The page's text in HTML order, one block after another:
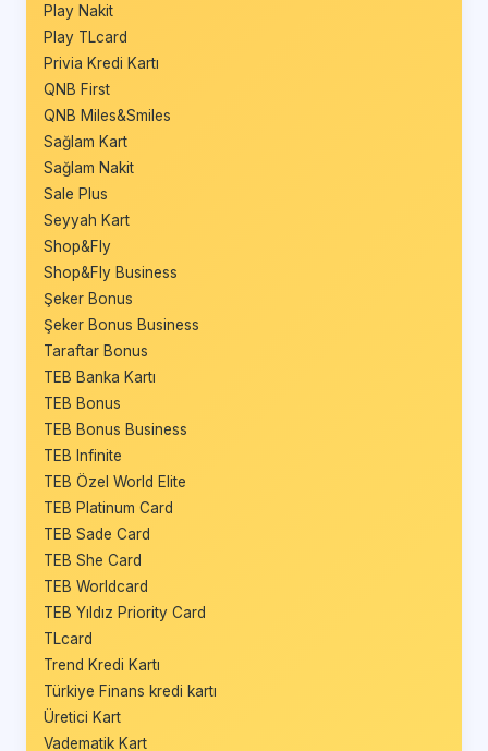
Play Nakit
Play TLcard
Privia Kredi Kartı
QNB First
QNB Miles&Smiles
Sağlam Kart
Sağlam Nakit
Sale Plus
Seyyah Kart
Shop&Fly
Shop&Fly Business
Şeker Bonus
Şeker Bonus Business
Taraftar Bonus
TEB Banka Kartı
TEB Bonus
TEB Bonus Business
TEB Infinite
TEB Özel World Elite
TEB Platinum Card
TEB Sade Card
TEB She Card
TEB Worldcard
TEB Yıldız Priority Card
TLcard
Trend Kredi Kartı
Türkiye Finans kredi kartı
Üretici Kart
Vadematik Kart